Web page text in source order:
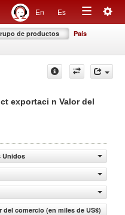
En Es
Toggle
de productos País
exportaci n Valor del
Unidos
del comercio (en miles de US$)